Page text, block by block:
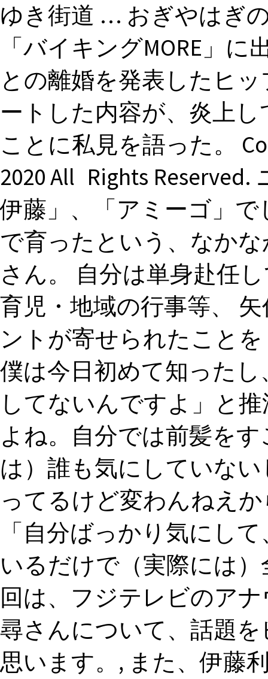
ゆき街道 … おぎやはぎ
「バイキングMORE」
との離婚を発表したヒ
ートした内容が、炎上
ことに私見を語った。
2020 All Rights
伊藤」、「アミーゴ」
で育ったという、なか
さん。 自分は単身赴任
育児・地域の行事等、
ントが寄せられたこと
僕は今日初めて知った
してないんですよ」と
よね。自分では前髪を
は）誰も気にしていな
ってるけど変わんねえ
「自分ばっかり気にし
いるだけで（実際には
回は、フジテレビのア
尋さんについて、話題
思います。, また、伊藤